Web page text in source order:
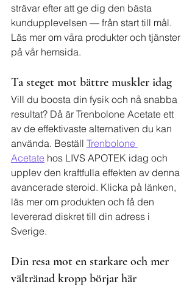
strävar efter att ge dig den bästa
kundupplevelsen — från start till mål.
Läs mer om våra produkter och tjänster
på vår hemsida.
Ta steget mot bättre muskler idag
Vill du boosta din fysik och nå snabba
resultat? Då är Trenbolone Acetate ett
av de effektivaste alternativen du kan
använda. Beställ Trenbolone
Acetate hos LIVS APOTEK idag och
upplev den kraftfulla effekten av denna
avancerade steroid. Klicka på länken,
läs mer om produkten och få den
levererad diskret till din adress i
Sverige.
Din resa mot en starkare och mer
vältränad kropp börjar här